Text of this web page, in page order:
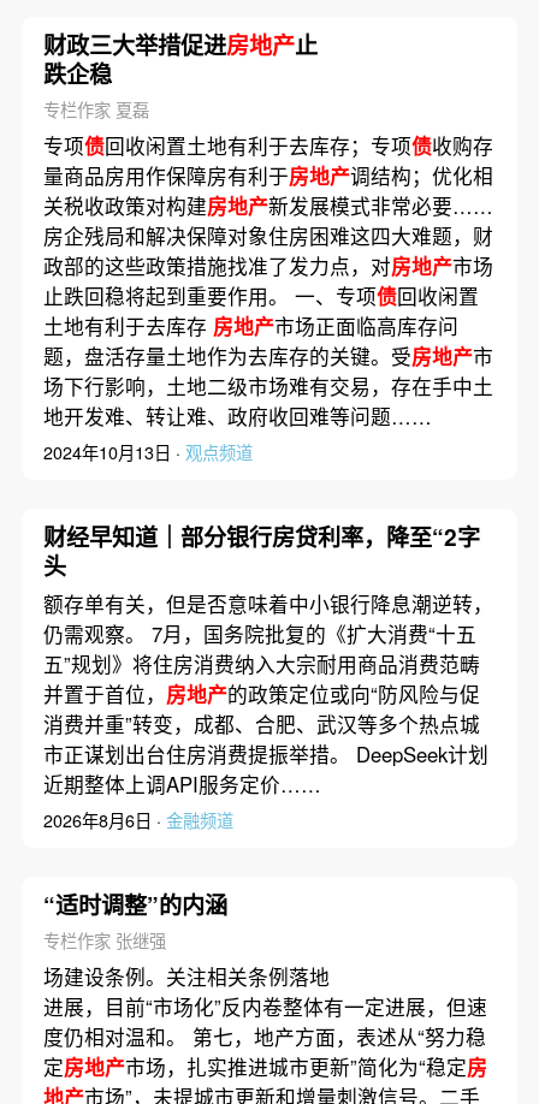
财政三大举措促进房地产止
跌企稳
专栏作家 夏磊
专项债回收闲置土地有利于去库存；专项债收购存
量商品房用作保障房有利于房地产调结构；优化相
关税收政策对构建房地产新发展模式非常必要……
房企残局和解决保障对象住房困难这四大难题，财
政部的这些政策措施找准了发力点，对房地产市场
止跌回稳将起到重要作用。 一、专项债回收闲置
土地有利于去库存 房地产市场正面临高库存问
题，盘活存量土地作为去库存的关键。受房地产市
场下行影响，土地二级市场难有交易，存在手中土
地开发难、转让难、政府收回难等问题……
2024年10月13日 · 观点频道
财经早知道｜部分银行房贷利率，降至“2字
头
额存单有关，但是否意味着中小银行降息潮逆转，
仍需观察。 7月，国务院批复的《扩大消费“十五
五”规划》将住房消费纳入大宗耐用商品消费范畴
并置于首位， 房地产的政策定位或向“防风险与促
消费并重”转变，成都、合肥、武汉等多个热点城
市正谋划出台住房消费提振举措。 DeepSeek计划
近期整体上调API服务定价……
2026年8月6日 · 金融频道
“适时调整”的内涵
专栏作家 张继强
场建设条例。关注相关条例落地
进展，目前“市场化”反内卷整体有一定进展，但速
度仍相对温和。 第七，地产方面，表述从“努力稳
定房地产市场，扎实推进城市更新”简化为“稳定房
地产市场”，未提城市更新和增量刺激信号。二手